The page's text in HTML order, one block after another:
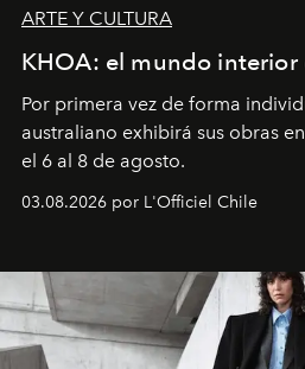
ARTE Y CULTURA
KHOA: el mundo interior
Por primera vez de forma
australiano exhibirá sus obras
el 6 al 8 de agosto.
03.08.2026 por L'Officiel Chile